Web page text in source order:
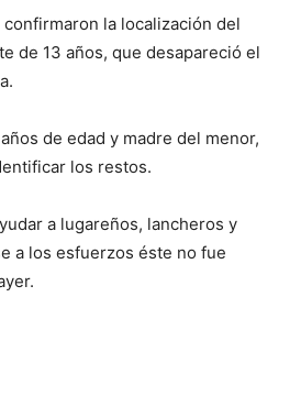
la localización del
de 13 años, que desapareció el
de edad y madre del menor,
los restos.
a lugareños, lancheros y
a los esfuerzos éste no fue